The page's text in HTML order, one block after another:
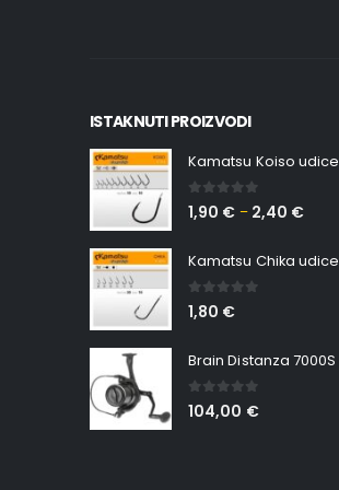
ISTAKNUTI PROIZVODI
Kamatsu Koiso udice
0 out of 5
1,90 € – 2,40 €
Kamatsu Chika udice
0 out of 5
1,80 €
Brain Distanza 7000S
0out of 5
104,00 €